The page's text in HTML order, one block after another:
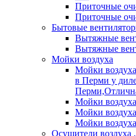
Приточные
Приточные
Бытовые
Вытяжные
Вытяжные
Мойки воздуха
Мойки
в Перми у
Мойки
Мойки
Мойки
Осушители